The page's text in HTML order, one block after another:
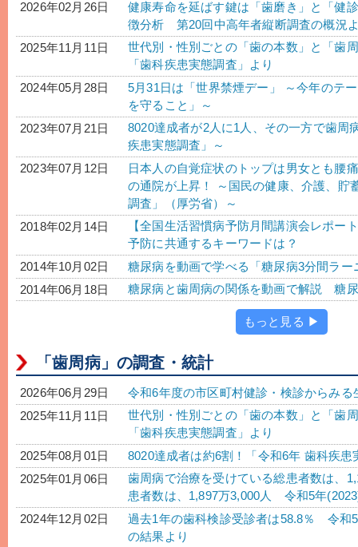
2026年02月26日
健康寿命を延ばす鍵は「歯磨き」と「健
徴分析 第20回中高年者縦断調査の概況
2025年11月11日
世代別・性別ごとの「歯の本数」と「歯
「歯科疾患実態調査」より
2024年05月28日
5月31日は「世界禁煙デー」 ～今年のテ
を守ること」～
2023年07月21日
8020達成者が2人に1人、その一方で歯周
疾患実態調査」～
2023年07月12日
日本人の自覚症状のトップは男女とも腰
の通院が上昇！ ～国民の健康、介護、貯
調査」（厚労省）～
2018年02月14日
【全国生活習慣病予防月間講演会レポー
予防に共通するキーワードは？
2014年10月02日
糖尿病を動画で学べる「糖尿病3分間ラ
2014年06月18日
糖尿病と歯周病の関係を動画で解説 糖
もっと見る ▶
「歯周病」の調査・統計
2026年06月29日
令和6年度の市区町村健診・検診からみ
2025年11月11日
世代別・性別ごとの「歯の本数」と「歯
「歯科疾患実態調査」より
2025年08月01日
8020達成者は約6割！「令和6年 歯科疾
2025年01月06日
歯周病で治療を受けている総患者数は、
患者数は、1,897万3,000人 令和5年
2024年12月02日
過去1年の歯科検診受診者は58.8％ 令和
の結果より